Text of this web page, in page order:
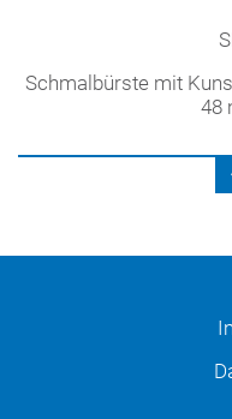
Schmalbürste mit
48